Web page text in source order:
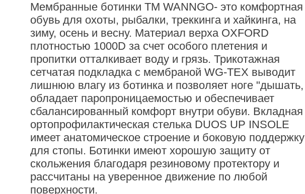
Мембранные ботинки TM WANNGO- это комфортная
обувь для охоты, рыбалки, треккинга и хайкинга, на
зиму, осень и весну. Материал верха OXFORD
плотностью 1000D за счет особого плетения и
пропитки отталкивает воду и грязь. Трикотажная
сетчатая подкладка с мембраной WG-TEX выводит
лишнюю влагу из ботинка и позволяет ноге "дышать,
обладает паропроницаемостью и обеспечивает
сбалансированный комфорт внутри обуви. Вкладная
ортопрофилактическая стелька DUOS UP INSOLE
имеет анатомическое строение и боковую поддержку
для стопы. Ботинки имеют хорошую защиту от
скольжения благодаря резиновому протектору и
рассчитаны на уверенное движение по любой
поверхности.